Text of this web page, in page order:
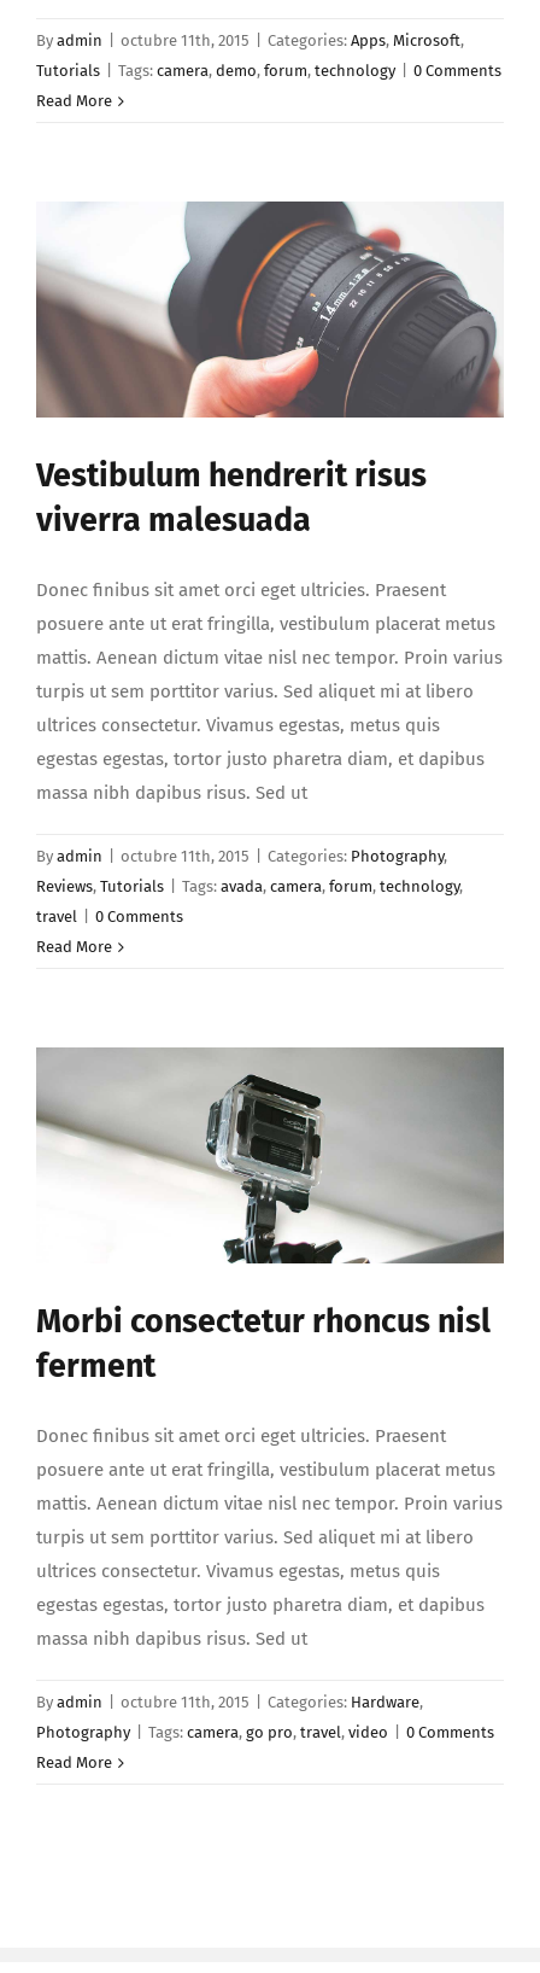
By admin octubre 11th, 2015 Categories: Apps, Microsoft,
Tutorials
Tags: camera, demo, forum, technology
0 Comments
Read More
Vestibulum hendrerit risus
viverra malesuada
Donec finibus sit amet orci eget ultricies. Praesent
posuere ante ut erat fringilla, vestibulum placerat metus
mattis. Aenean dictum vitae nisl nec tempor. Proin varius
turpis ut sem porttitor varius. Sed aliquet mi at libero
ultrices consectetur. Vivamus egestas, metus quis
egestas egestas, tortor justo pharetra diam, et dapibus
massa nibh dapibus risus. Sed ut
By admin octubre 11th, 2015 Categories: Photography,
Reviews, Tutorials Tags: avada, camera, forum, technology,
travel
0 Comments
Read More
Morbi consectetur rhoncus nisl
ferment
Donec finibus sit amet orci eget ultricies. Praesent
posuere ante ut erat fringilla, vestibulum placerat metus
mattis. Aenean dictum vitae nisl nec tempor. Proin varius
turpis ut sem porttitor varius. Sed aliquet mi at libero
ultrices consectetur. Vivamus egestas, metus quis
egestas egestas, tortor justo pharetra diam, et dapibus
massa nibh dapibus risus. Sed ut
By admin octubre 11th, 2015 Categories: Hardware,
Photography
Tags: camera, go pro, travel, video
0 Comments
Read More